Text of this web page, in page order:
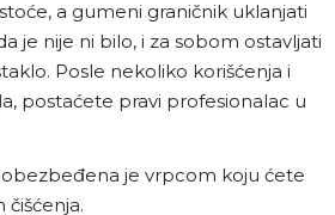
a gumeni graničnik uklanjati
je nije ni bilo, i za sobom ostavljati
Posle nekoliko korišćenja i
postaćete pravi profesionalac u
obezbeđena je vrpcom koju ćete
čišćenja.